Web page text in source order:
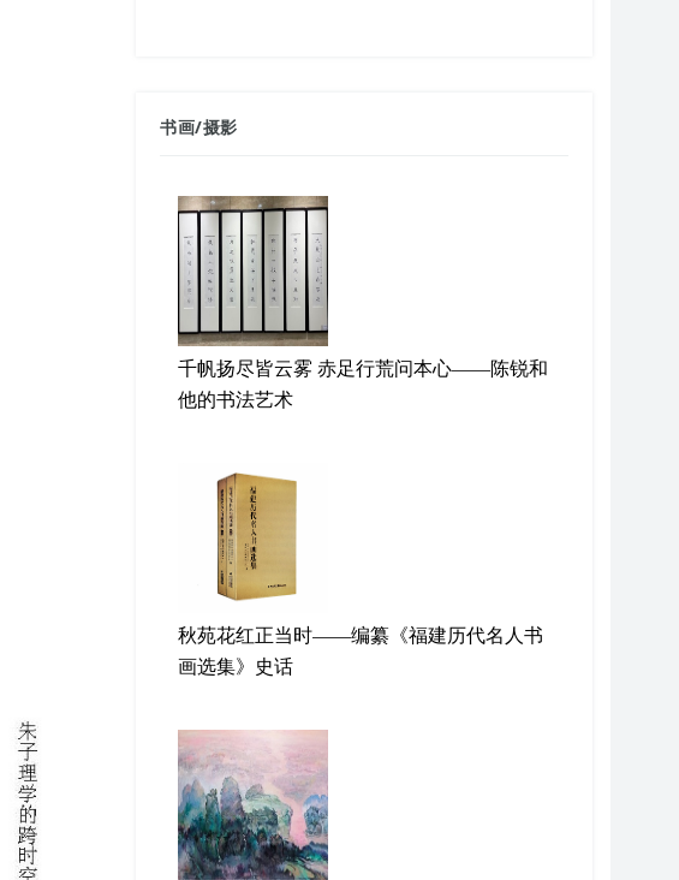
书画/摄影
千帆扬尽皆云雾 赤足行荒问本心——陈锐和
他的书法艺术
秋苑花红正当时——编纂《福建历代名人书
画选集》史话